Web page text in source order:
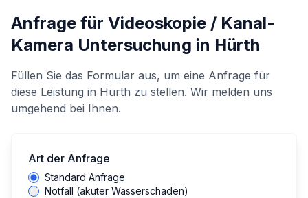
Anfrage für Videoskopie / Kanal-
Kamera Untersuchung in Hürth
Füllen Sie das Formular aus, um eine Anfrage für
diese Leistung in Hürth zu stellen. Wir melden uns
umgehend bei Ihnen.
Art der Anfrage
Standard Anfrage
Notfall (akuter Wasserschaden)